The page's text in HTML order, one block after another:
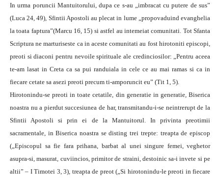
In urma poruncii Mantuitorului, dupa ce s-au „imbracat cu putere de sus”
(Luca 24, 49), Sfintii Apostoli au plecat in lume „propovaduind evanghelia
la toata faptura”(Marcu 16, 15) si astfel au intemeiat comunitati. Tot Sfanta
Scriptura ne marturiseste ca in aceste comunitati au fost hirotoniti episcopi,
preoti si diaconi pentru nevoile spirituale ale credinciosilor: „Pentru aceea
te-am lasat in Creta ca sa pui randuiala in cele ce au mai ramas si ca in
fiecare cetate sa asezi preoti precum ti-amporuncit eu” (Tit 1, 5).
Hirotonindu-se preoti in toate cetatile, din generatie in generatie, Biserica
noastra nu a pierdut succesiunea de har, transmitandu-i-se neintrerupt de la
Sfintii Apostoli si prin ei de la Mantuitorul. In privinta preotimii
sacramentale, in Biserica noastra se disting trei trepte: treapta de episcop
(„Episcopul sa fie fara prihana, barbat al unei singure femei, veghetor
asupra-si, masurat, cuviincios, primitor de straini, destoinic sa-i invete si pe
altii” – I Timotei 3, 3), treapta de preot („Si hirotonindu-le preoti in fiecare